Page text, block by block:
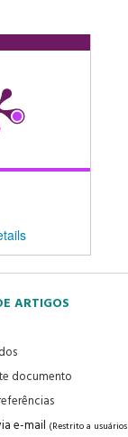
ARTIGOS
documento
e-mail (Restrito a